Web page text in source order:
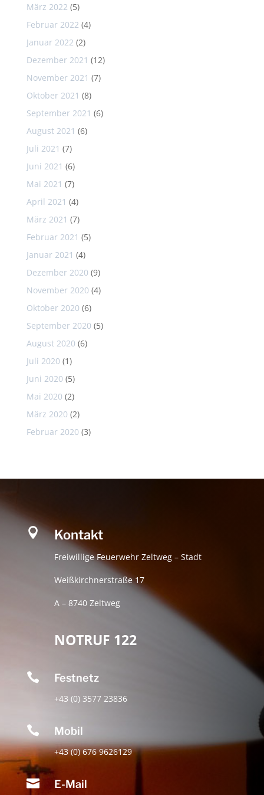
März 2022 (5)
Februar 2022 (4)
Januar 2022 (2)
Dezember 2021 (12)
November 2021 (7)
Oktober 2021 (8)
September 2021 (6)
August 2021 (6)
Juli 2021 (7)
Juni 2021 (6)
Mai 2021 (7)
April 2021 (4)
März 2021 (7)
Februar 2021 (5)
Januar 2021 (4)
Dezember 2020 (9)
November 2020 (4)
Oktober 2020 (6)
September 2020 (5)
August 2020 (6)
Juli 2020 (1)
Juni 2020 (5)
Mai 2020 (2)
März 2020 (2)
Februar 2020 (3)
 Kontakt
Freiwillige Feuerwehr Zeltweg – Stadt
Weißkirchnerstraße 17
A – 8740 Zeltweg
NOTRUF 122
 Festnetz
+43 (0) 3577 23836
 Mobil
+43 (0) 676 9626129
 E-Mail